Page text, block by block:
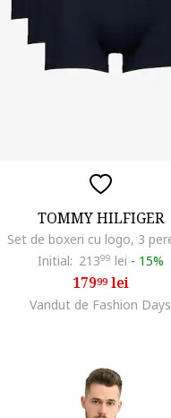
TOMMY HILFIGER
Initial: 21399 lei - 15%
17999lei
Vandut de Fashion Days